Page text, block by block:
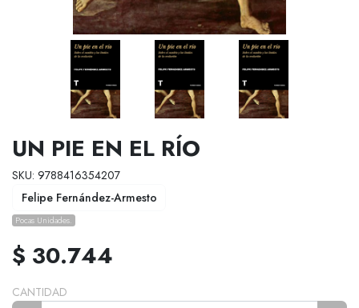
UN PIE EN EL RÍO
SKU: 9788416354207
Felipe Fernández-Armesto
Pocas Unidades.
$ 30.744
CANTIDAD